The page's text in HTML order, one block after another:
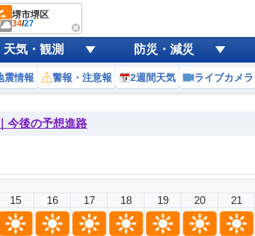
堺市堺区
34/27
天気・観測 防災・減災
震情報 警報・注意報 2週間天気 ライブカメラ
今後の予想進路
15 16 17 18 19 20 21